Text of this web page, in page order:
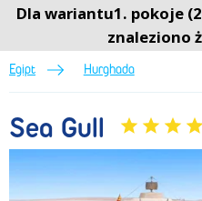
Egipt Hurghada
Sea Gull
Dla wariantu1. pokoje
znaleziono
Sea Gull (Lato 2026) • Hurghada •